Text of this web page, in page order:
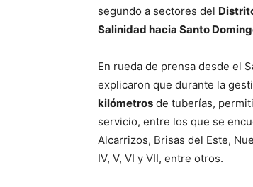
segundo a sectores del
Salinidad hacia Santo
En rueda de prensa desde el
explicaron que durante la
kilómetros de tuberías,
servicio, entre los que se
Alcarrizos, Brisas del Este,
IV, V, VI y VII, entre otros.